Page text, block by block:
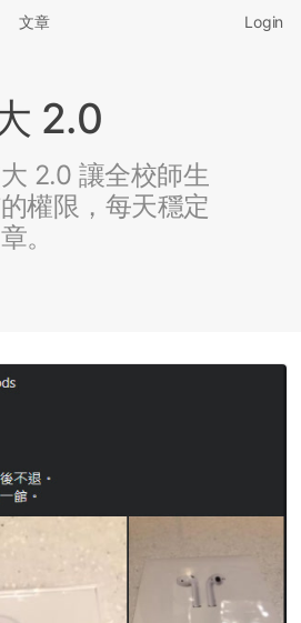
文章 Login
2.0
2.0 讓全校師生
權限，每天穩定
。